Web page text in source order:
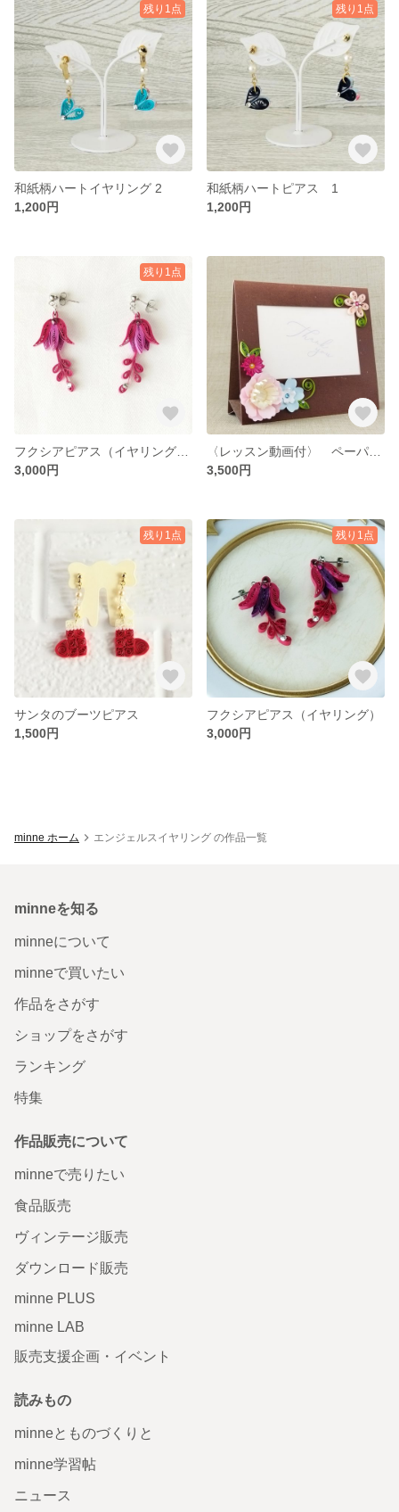
残り1点
和紙柄ハートイヤリング 2
1,200円
残り1点
和紙柄ハートピアス 1
1,200円
残り1点
3,000円
3,500円
残り1点
サンタのブーツピアス
1,500円
残り1点
フクシアピアス（イヤリング）
3,000円
minne ホーム エンジェルスイヤリング の作品一覧
minneを知る
minneについて
minneで買いたい
作品をさがす
ショップをさがす
ランキング
特集
作品販売について
minneで売りたい
食品販売
ヴィンテージ販売
ダウンロード販売
minne PLUS
minne LAB
販売支援企画・イベント
読みもの
minneとものづくりと
minne学習帖
ニュース